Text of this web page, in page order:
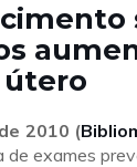
útero
2010 (
de exames